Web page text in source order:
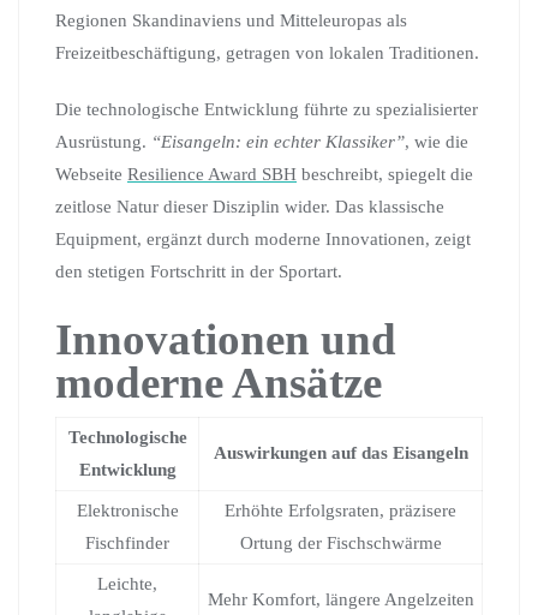
Regionen Skandinaviens und Mitteleuropas als
Freizeitbeschäftigung, getragen von lokalen Traditionen.
Die technologische Entwicklung führte zu spezialisierter
Ausrüstung. “Eisangeln: ein echter Klassiker”, wie die
Webseite Resilience Award SBH beschreibt, spiegelt die
zeitlose Natur dieser Disziplin wider. Das klassische
Equipment, ergänzt durch moderne Innovationen, zeigt
den stetigen Fortschritt in der Sportart.
Innovationen und
moderne Ansätze
Technologische
Entwicklung
Auswirkungen auf das Eisangeln
Elektronische
Fischfinder
Erhöhte Erfolgsraten, präzisere
Ortung der Fischschwärme
Leichte,
Mehr Komfort, längere Angelzeiten